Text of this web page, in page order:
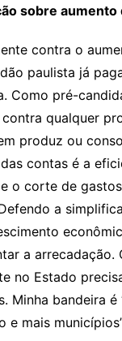
sobre
contra o
paulista já
Como pré-
qualquer
produz ou
contas é a
o corte de gastos
a
a arrecadação.
no Estado
Minha bandeira é
e mais